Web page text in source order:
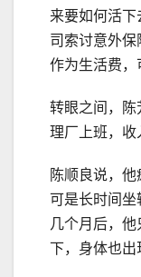
来要如何活
司索讨意外
作为生活费，
转眼之间，陈
理厂上班，收
陈顺良说，他
可是长时间坐
几个月后，
下，身体也出